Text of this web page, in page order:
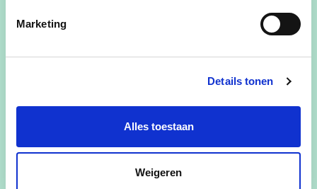
Marketing
Details tonen
Alles toestaan
Weigeren
Sinds december 2024 ben ik voorzitter van de
gemeenteraad van Edegem binnen de nieuwe
coalitie van cd&v en N-VA. Wij zijn klaar om
Voor vragen ben ik steeds bereikbaar op
voorzitter.de.weerdt@edegem.be